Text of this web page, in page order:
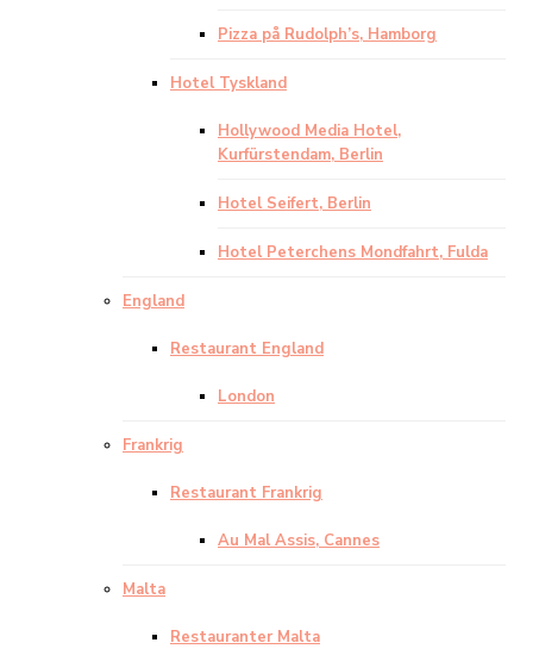
Pizza på Rudolph’s, Hamborg
Hotel Tyskland
Hollywood Media Hotel,
Kurfürstendam, Berlin
Hotel Seifert, Berlin
Hotel Peterchens Mondfahrt, Fulda
England
Restaurant England
London
Frankrig
Restaurant Frankrig
Au Mal Assis, Cannes
Malta
Restauranter Malta